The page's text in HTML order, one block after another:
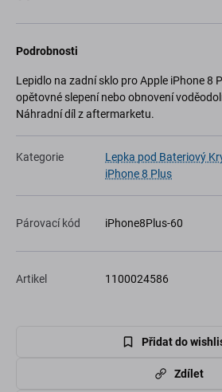
Podrobnosti
Lepidlo na zadní sklo pro Apple iPhone 8
opětovné slepení nebo obnovení
Náhradní díl z aftermarketu.
Kategorie Lepka pod Bateriový
iPhone 8 Plus
Párovací kód iPhone8Plus-60
Artikel 1100024586
Přidat do
Zdílet